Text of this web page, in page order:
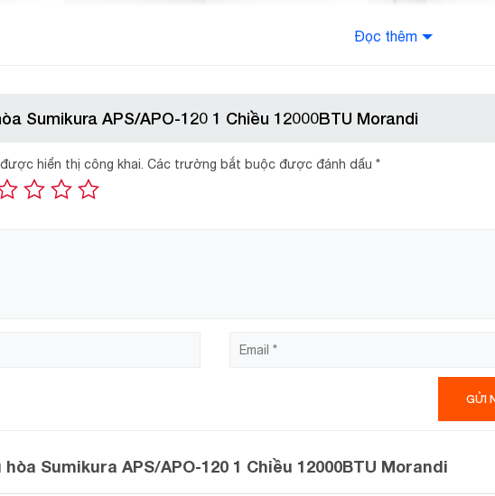
công suất 12000BTU
APO-120 12000BTU thuộc dòng điều hòa 1 chiềuvới công suất làm lạnh
20 m2 (dưới 60 m3).
gìn môi trường, Sumikura chọn thế hệ gas xanh R32 tân tiến nhất hiện nay.
với gas R22, đồng nghĩa với việc tiết kiệm điện năng một cách đáng kể.
Đọc thêm
Sumikura APS/APO-120 1 Chiều 12000BTU Morandi
hiển thị công khai. Các trường bắt buộc được đánh dấu *
Sumikura APS/APO-120 1 Chiều 12000BTU Morandi